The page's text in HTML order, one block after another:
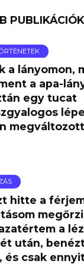
PUBLIKÁCIÓK
a lányomon,
a apa-
egy tucat
hitte a
a
után,
és csak